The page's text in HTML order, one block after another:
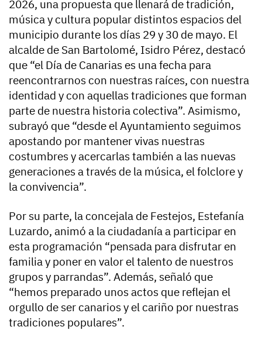
2026, una propuesta que llenará de tradición,
música y cultura popular distintos espacios del
municipio durante los días 29 y 30 de mayo. El
alcalde de San Bartolomé, Isidro Pérez, destacó
que “el Día de Canarias es una fecha para
reencontrarnos con nuestras raíces, con nuestra
identidad y con aquellas tradiciones que forman
parte de nuestra historia colectiva”. Asimismo,
subrayó que “desde el Ayuntamiento seguimos
apostando por mantener vivas nuestras
costumbres y acercarlas también a las nuevas
generaciones a través de la música, el folclore y
la convivencia”.
Por su parte, la concejala de Festejos, Estefanía
Luzardo, animó a la ciudadanía a participar en
esta programación “pensada para disfrutar en
familia y poner en valor el talento de nuestros
grupos y parrandas”. Además, señaló que
“hemos preparado unos actos que reflejan el
orgullo de ser canarios y el cariño por nuestras
tradiciones populares”.